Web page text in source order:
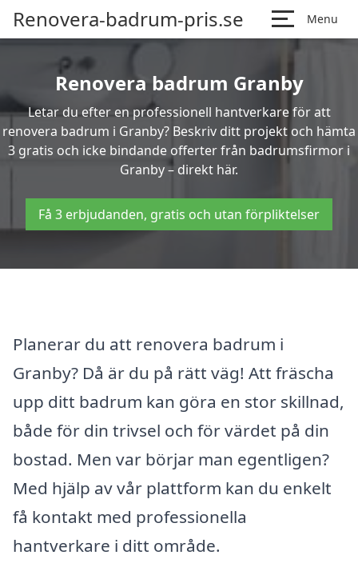
Renovera-badrum-pris.se Menu
Renovera badrum Granby
Letar du efter en professionell hantverkare för att
renovera badrum i Granby? Beskriv ditt projekt och hämta
3 gratis och icke bindande offerter från badrumsfirmor i
Granby – direkt här.
Få 3 erbjudanden, gratis och utan förpliktelser
Planerar du att renovera badrum i
Granby? Då är du på rätt väg! Att fräscha
upp ditt badrum kan göra en stor skillnad,
både för din trivsel och för värdet på din
bostad. Men var börjar man egentligen?
Med hjälp av vår plattform kan du enkelt
få kontakt med professionella
hantverkare i ditt område.